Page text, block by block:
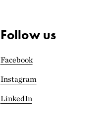
Follow us
Facebook
Instagram
LinkedIn